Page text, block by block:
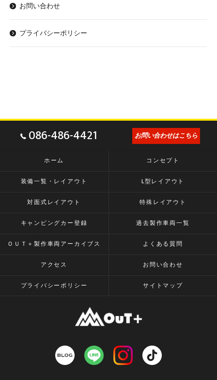
お問い合わせ
プライバシーポリシー
086-486-4421 お問い合わせはこちら
ホーム コンセプト
装備一覧・レイアウト L型レイアウト
対面式レイアウト 特殊レイアウト
キャンピングカー登録 過去製作車両一覧
ＯＵＴ＋製作車両アーカイブス よくある質問
アクセス お問い合わせ
プライバシーポリシー サイトマップ